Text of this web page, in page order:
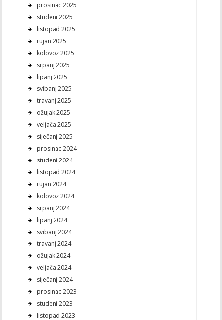
prosinac 2025
studeni 2025
listopad 2025
rujan 2025
kolovoz 2025
srpanj 2025
lipanj 2025
svibanj 2025
travanj 2025
ožujak 2025
veljača 2025
siječanj 2025
prosinac 2024
studeni 2024
listopad 2024
rujan 2024
kolovoz 2024
srpanj 2024
lipanj 2024
svibanj 2024
travanj 2024
ožujak 2024
veljača 2024
siječanj 2024
prosinac 2023
studeni 2023
listopad 2023